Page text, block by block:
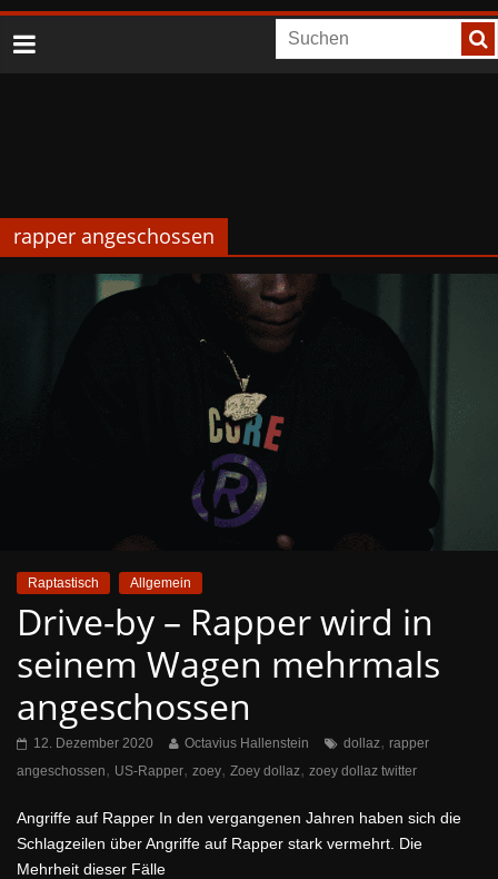
rapper angeschossen
Raptastisch Allgemein
Drive-by – Rapper wird in
seinem Wagen mehrmals
angeschossen
12. Dezember 2020 Octavius Hallenstein dollaz, rapper
angeschossen, US-Rapper, zoey, Zoey dollaz, zoey dollaz twitter
Angriffe auf Rapper In den vergangenen Jahren haben sich die
Schlagzeilen über Angriffe auf Rapper stark vermehrt. Die
Mehrheit dieser Fälle